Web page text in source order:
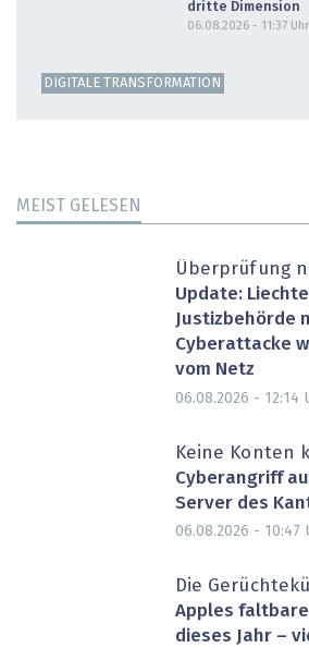
dritte Dimension
06.08.2026 - 11:37 Uhr
DIGITALE TRANSFORMATION
MEIST GELESEN
Überprüfung
Update:
Justizbehörde
Cyberattacke
vom Netz
06.08.2026 - 12:14
Keine Konten
Cyberangriff
Server des
06.08.2026 - 10:47
Die
Apples
dieses Jahr –